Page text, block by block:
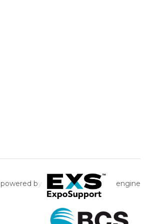
powered by engine